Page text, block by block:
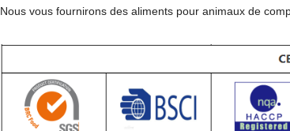
Nous vous fournirons des aliments pour animaux de